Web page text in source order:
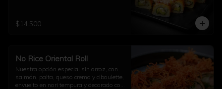
$14.500
No Rice Oriental Roll
Nuestra opción especial sin arroz, con
salmón, palta, queso crema y ciboulette,
envuelto en nori tempura y decorado con